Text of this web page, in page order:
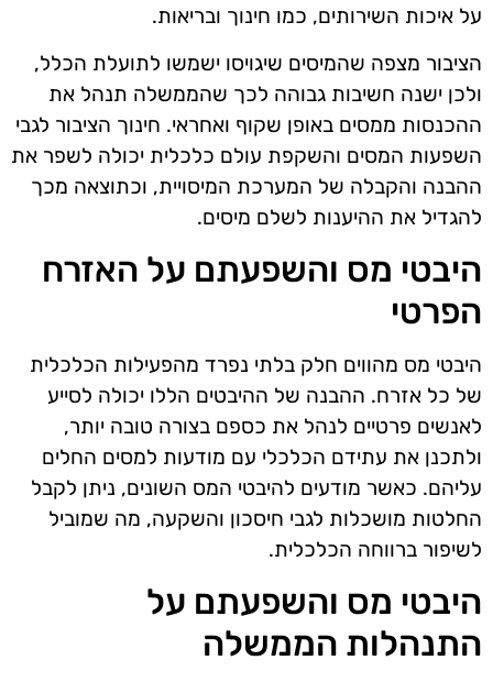
על איכות השירותים, כמו חינוך ובריאות.
הציבור מצפה שהמיסים שיגויסו ישמשו לתועלת הכלל,
ולכן ישנה חשיבות גבוהה לכך שהממשלה תנהל את
ההכנסות ממסים באופן שקוף ואחראי. חינוך הציבור לגבי
השפעות המסים והשקפת עולם כלכלית יכולה לשפר את
ההבנה והקבלה של המערכת המיסויית, וכתוצאה מכך
להגדיל את ההיענות לשלם מיסים.
היבטי מס והשפעתם על האזרח
הפרטי
היבטי מס מהווים חלק בלתי נפרד מהפעילות הכלכלית
של כל אזרח. ההבנה של ההיבטים הללו יכולה לסייע
לאנשים פרטיים לנהל את כספם בצורה טובה יותר,
ולתכנן את עתידם הכלכלי עם מודעות למסים החלים
עליהם. כאשר מודעים להיבטי המס השונים, ניתן לקבל
החלטות מושכלות לגבי חיסכון והשקעה, מה שמוביל
לשיפור ברווחה הכלכלית.
היבטי מס והשפעתם על
התנהלות הממשלה